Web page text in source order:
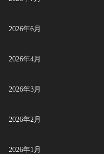
2026年6月
2026年4月
2026年3月
2026年2月
2026年1月